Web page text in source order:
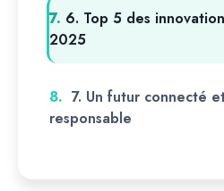
7. 6. Top 5 des
2025
8. 7. Un futur connecté
responsable